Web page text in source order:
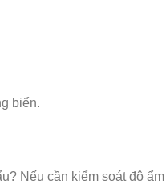
biển.
Nếu cần kiểm soát độ